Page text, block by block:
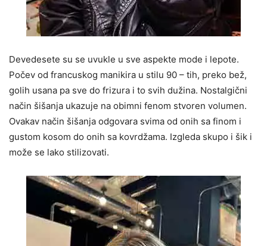
Devedesete su se uvukle u sve aspekte mode i lepote.
Počev od francuskog manikira u stilu 90 – tih, preko bež,
golih usana pa sve do frizura i to svih dužina. Nostalgični
način šišanja ukazuje na obimni fenom stvoren volumen.
Ovakav način šišanja odgovara svima od onih sa finom i
gustom kosom do onih sa kovrdžama. Izgleda skupo i šik i
može se lako stilizovati.